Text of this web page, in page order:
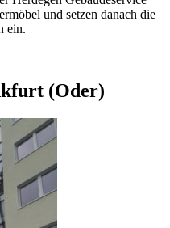
und setzen danach die
ein.
(Oder)